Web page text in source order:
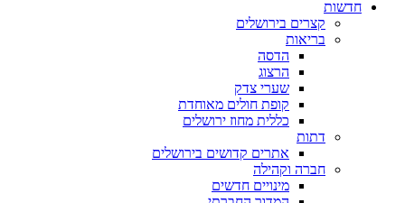
חדשות
קצרים בירושלים
בריאות
הדסה
הרצוג
שערי צדק
קופת חולים מאוחדת
כללית מחוז ירושלים
דתות
אתרים קדושים בירושלים
חברה וקהילה
מינויים חדשים